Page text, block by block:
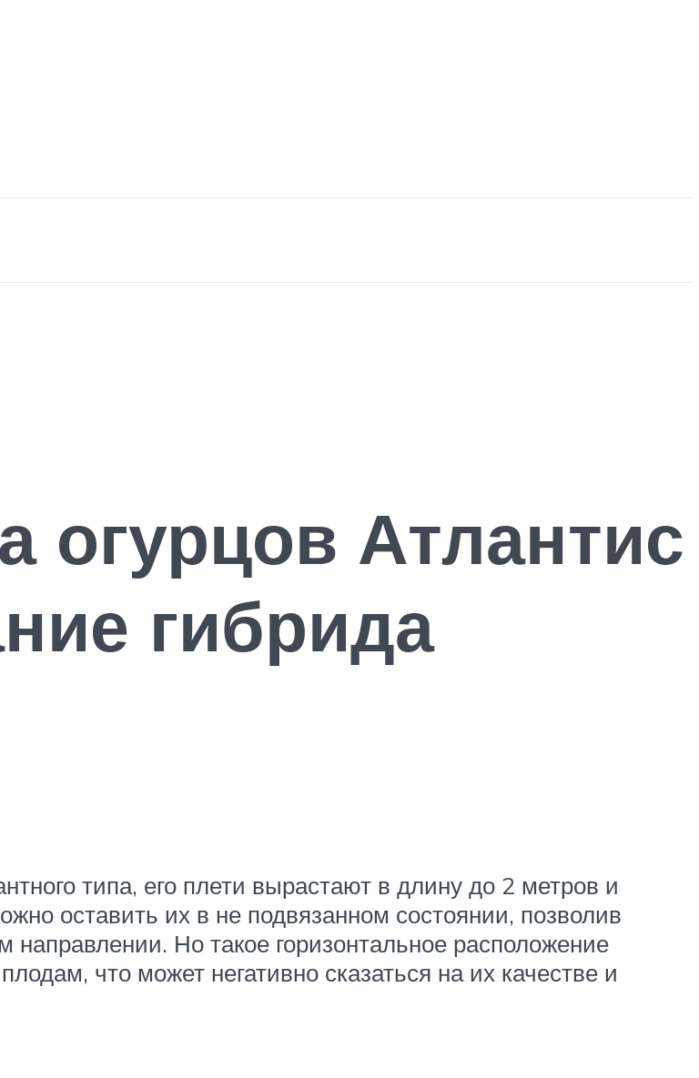
огурцов Атлантис
гибрида
типа, его плети вырастают в длину до 2 метров и
оставить их в не подвязанном состоянии, позволив
Но такое горизонтальное расположение
что может негативно сказаться на их качестве и